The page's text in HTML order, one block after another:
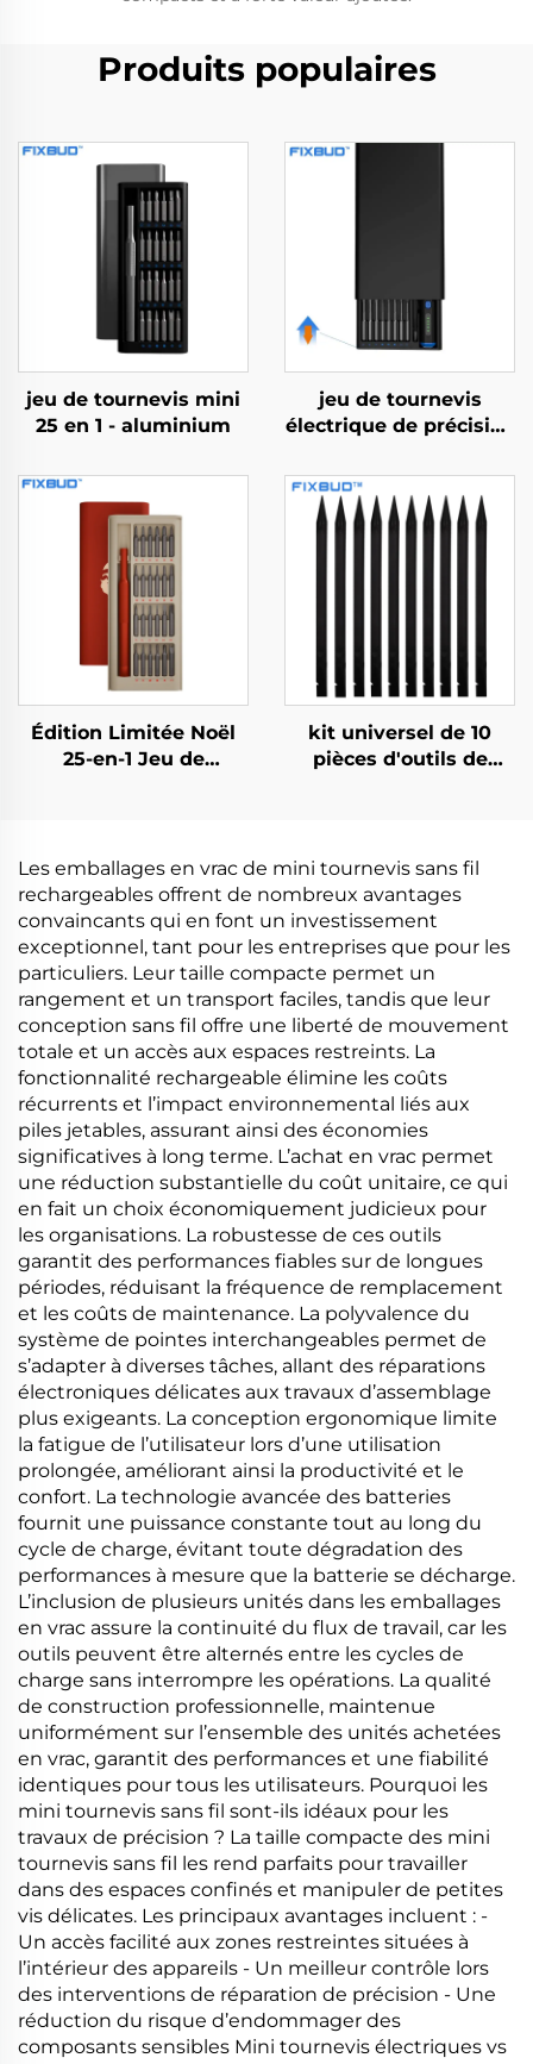
Produits populaires
jeu de tournevis mini
25 en 1 - aluminium
jeu de tournevis
électrique de précision
Édition Limitée Noël
25-en-1 Jeu de
kit universel de 10
pièces d'outils de
Les emballages en vrac de mini tournevis sans fil
rechargeables offrent de nombreux avantages
convaincants qui en font un investissement
exceptionnel, tant pour les entreprises que pour les
particuliers. Leur taille compacte permet un
rangement et un transport faciles, tandis que leur
conception sans fil offre une liberté de mouvement
totale et un accès aux espaces restreints. La
fonctionnalité rechargeable élimine les coûts
récurrents et l’impact environnemental liés aux
piles jetables, assurant ainsi des économies
significatives à long terme. L’achat en vrac permet
une réduction substantielle du coût unitaire, ce qui
en fait un choix économiquement judicieux pour
les organisations. La robustesse de ces outils
garantit des performances fiables sur de longues
périodes, réduisant la fréquence de remplacement
et les coûts de maintenance. La polyvalence du
système de pointes interchangeables permet de
s’adapter à diverses tâches, allant des réparations
électroniques délicates aux travaux d’assemblage
plus exigeants. La conception ergonomique limite
la fatigue de l’utilisateur lors d’une utilisation
prolongée, améliorant ainsi la productivité et le
confort. La technologie avancée des batteries
fournit une puissance constante tout au long du
cycle de charge, évitant toute dégradation des
performances à mesure que la batterie se décharge.
L’inclusion de plusieurs unités dans les emballages
en vrac assure la continuité du flux de travail, car les
outils peuvent être alternés entre les cycles de
charge sans interrompre les opérations. La qualité
de construction professionnelle, maintenue
uniformément sur l’ensemble des unités achetées
en vrac, garantit des performances et une fiabilité
identiques pour tous les utilisateurs. Pourquoi les
mini tournevis sans fil sont-ils idéaux pour les
travaux de précision ? La taille compacte des mini
tournevis sans fil les rend parfaits pour travailler
dans des espaces confinés et manipuler de petites
vis délicates. Les principaux avantages incluent : -
Un accès facilité aux zones restreintes situées à
l’intérieur des appareils - Un meilleur contrôle lors
des interventions de réparation de précision - Une
réduction du risque d’endommager des
composants sensibles Mini tournevis électriques vs